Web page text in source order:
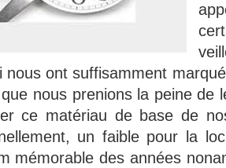
nous ont suffisamment
nous prenions la peine de
ce matériau de base de
un faible pour la
mémorable des années